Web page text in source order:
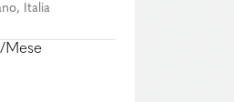
Italia